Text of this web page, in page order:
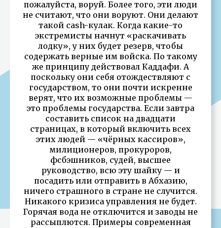
пожалуйста, воруй. Более того, эти люди
не считают, что они воруют. Они делают
такой cash-кулак. Когда какие-то
экстремисты начнут «раскачивать
лодку», у них будет резерв, чтобы
содержать верные им войска. По такому
же принципу действовал Каддафи. А
поскольку они себя отождествляют с
государством, то они почти искренне
верят, что их возможные проблемы —
это проблемы государства. Если завтра
составить список на двадцати
страницах, в который включить всех
этих людей — «чёрных кассиров»,
милиционеров, прокуроров,
фсбэшников, судей, высшее
руководство, всю эту шайку — и
посадить или отправить в Абхазию,
ничего страшного в стране не случится.
Никакого кризиса управления не будет.
Горячая вода не отключится и заводы не
рассыплются. Примеры современная